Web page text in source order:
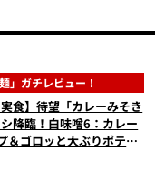
」ガチレビュー！
食】待望「カレーみそき
降臨！白味噌6：カレー
＆ゴロッと大ぶりポテト